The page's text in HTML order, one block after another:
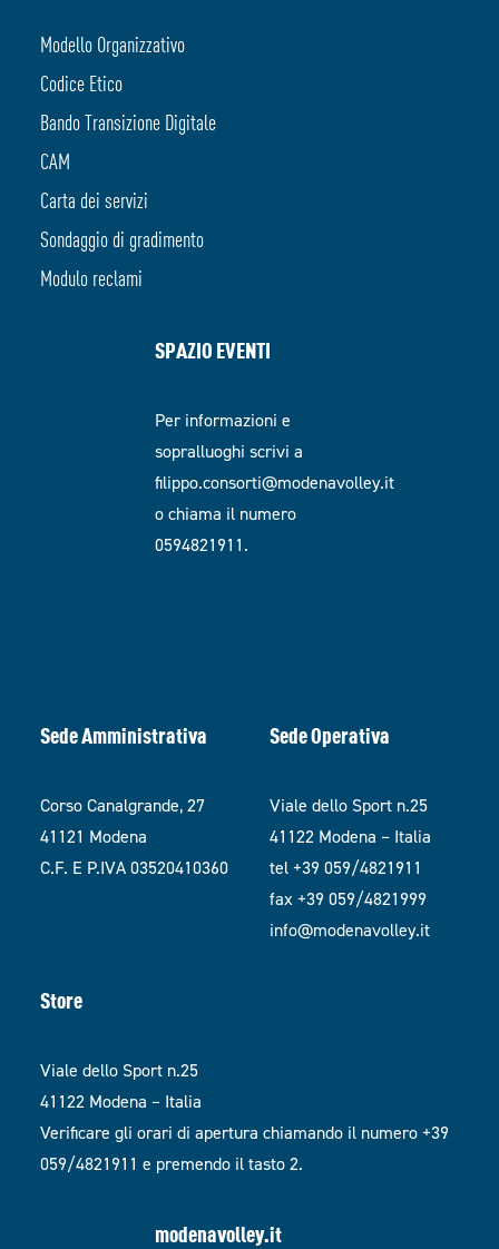
Modello Organizzativo
Codice Etico
Bando Transizione Digitale
CAM
Carta dei servizi
Sondaggio di gradimento
Modulo reclami
SPAZIO EVENTI
Per informazioni e
sopralluoghi scrivi a
filippo.consorti@modenavolley.it
o chiama il numero
0594821911.
Sede Amministrativa
Corso Canalgrande, 27
41121 Modena
C.F. E P.IVA 03520410360
Sede Operativa
Viale dello Sport n.25
41122 Modena – Italia
tel +39 059/4821911
fax +39 059/4821999
info@modenavolley.it
Store
Viale dello Sport n.25
41122 Modena – Italia
Verificare gli orari di apertura chiamando il numero +39
059/4821911 e premendo il tasto 2.
modenavolley.it